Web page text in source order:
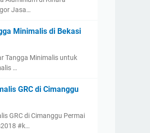
Jasa…
Minimalis di Bekasi
Tangga Minimalis untuk
…
GRC di Cimanggu
GRC di Cimanggu Permai
#k…